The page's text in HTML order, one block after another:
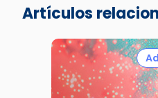
Artículos